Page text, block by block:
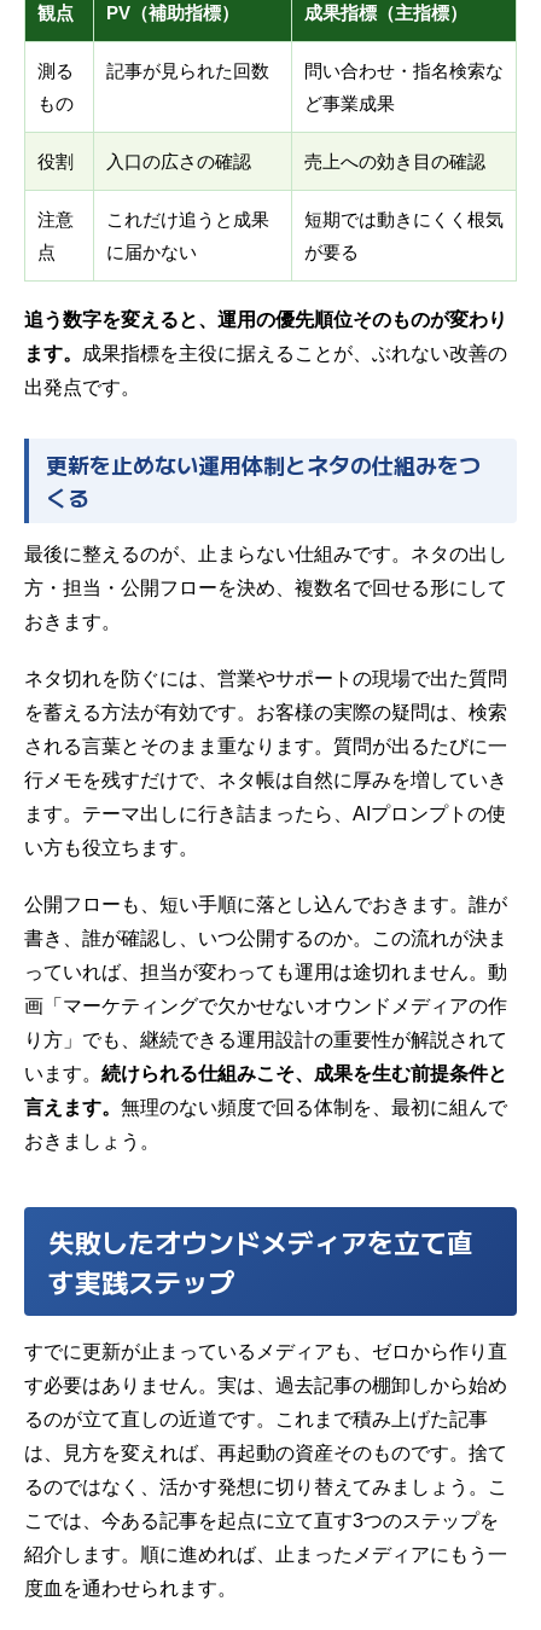
観点 PV（補助指標） 成果指標（主指標）
測る
もの
記事が見られた回数
問い合わせ・指名検索な
ど事業成果
役割 入口の広さの確認 売上への効き目の確認
注意
点
これだけ追うと成果
に届かない
短期では動きにくく根気
が要る
追う数字を変えると、運用の優先順位そのものが変わり
ます。
成果指標を主役に据えることが、ぶれない改善の
出発点です。
更新を止めない運用体制とネタの仕組みをつ
くる
最後に整えるのが、止まらない仕組みです。ネタの出し
方・担当・公開フローを決め、複数名で回せる形にして
おきます。
ネタ切れを防ぐには、営業やサポートの現場で出た質問
を蓄える方法が有効です。お客様の実際の疑問は、検索
される言葉とそのまま重なります。質問が出るたびに一
行メモを残すだけで、ネタ帳は自然に厚みを増していき
ます。テーマ出しに行き詰まったら、 AIプロンプトの使
い方も役立ちます。
公開フローも、短い手順に落とし込んでおきます。誰が
書き、誰が確認し、いつ公開するのか。この流れが決ま
っていれば、担当が変わっても運用は途切れません。動
画「マーケティングで欠かせないオウンドメディアの作
り方」でも、継続できる運用設計の重要性が解説されて
います。 続けられる仕組みこそ、成果を生む前提条件と
言えます。 無理のない頻度で回る体制を、最初に組んで
おきましょう。
失敗したオウンドメディアを立て直
す実践ステップ
すでに更新が止まっているメディアも、ゼロから作り直
す必要はありません。実は、過去記事の棚卸しから始め
るのが立て直しの近道です。これまで積み上げた記事
は、見方を変えれば、再起動の資産そのものです。捨て
るのではなく、活かす発想に切り替えてみましょう。こ
こでは、今ある記事を起点に立て直す3つのステップを
紹介します。順に進めれば、止まったメディアにもう一
度血を通わせられます。